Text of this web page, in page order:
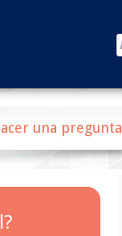
una pregunta